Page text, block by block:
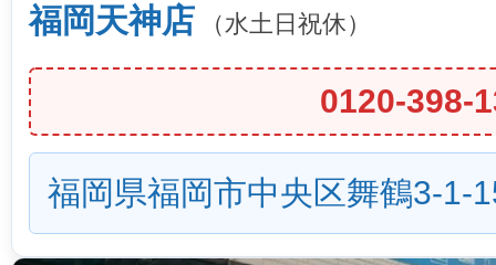
福岡天神店 （水土日祝休）
0120-398-
福岡県福岡市中央区舞鶴3-1-